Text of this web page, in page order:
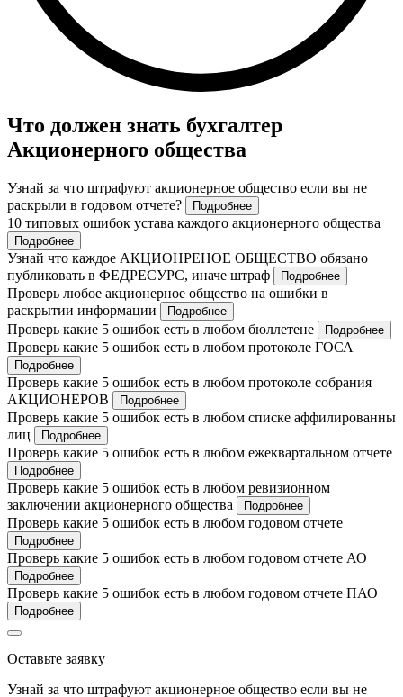
Что должен знать бухгалтер
Акционерного общества
Узнай за что штрафуют акционерное общество если вы не
раскрыли в годовом отчете?
Подробнее
10 типовых ошибок устава каждого акционерного общества
Подробнее
Узнай что каждое АКЦИОНРЕНОЕ ОБЩЕСТВО обязано
публиковать в ФЕДРЕСУРС, иначе штраф
Подробнее
Проверь любое акционерное общество на ошибки в
раскрытии информации
Подробнее
Проверь какие 5 ошибок есть в любом бюллетене Подробнее
Проверь какие 5 ошибок есть в любом протоколе ГОСА
Подробнее
Проверь какие 5 ошибок есть в любом протоколе собрания
АКЦИОНЕРОВ
Подробнее
Проверь какие 5 ошибок есть в любом списке аффилированны
лиц
Подробнее
Проверь какие 5 ошибок есть в любом ежеквартальном отчете
Подробнее
Проверь какие 5 ошибок есть в любом ревизионном
заключении акционерного общества
Подробнее
Проверь какие 5 ошибок есть в любом годовом отчете
Подробнее
Проверь какие 5 ошибок есть в любом годовом отчете АО
Подробнее
Проверь какие 5 ошибок есть в любом годовом отчете ПАО
Подробнее
Оставьте заявку
Узнай за что штрафуют акционерное общество если вы не